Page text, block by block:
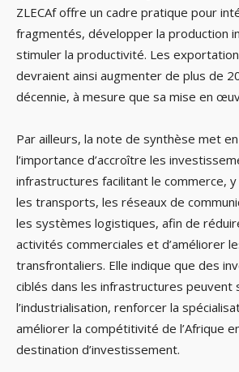
ZLECAf offre un cadre pratique pour
fragmentés, développer la production
stimuler la productivité. Les
devraient ainsi augmenter de plus de 20
décennie, à mesure que sa mise en
Par ailleurs, la note de synthèse met
l’importance d’accroître les
infrastructures facilitant le commerce, y
les transports, les réseaux de
les systèmes logistiques, afin de
activités commerciales et d’améliorer
transfrontaliers. Elle indique que des
ciblés dans les infrastructures peuvent
l’industrialisation, renforcer la
améliorer la compétitivité de l’Afrique
destination d’investissement.